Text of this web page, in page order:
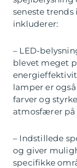
seneste
inkluderer:
– LED-
blevet meget
lamper er
farver og
atmosfærer
– Indstillede
og giver
specifikke